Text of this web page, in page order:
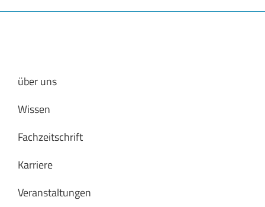
über uns
Wissen
Fachzeitschrift
Karriere
Veranstaltungen